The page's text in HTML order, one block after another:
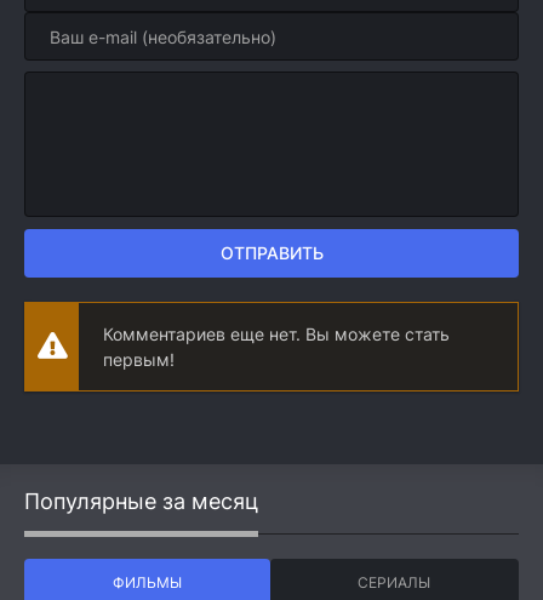
ОТПРАВИТЬ
Комментариев еще нет. Вы можете стать
первым!
Популярные за месяц
ФИЛЬМЫ СЕРИАЛЫ